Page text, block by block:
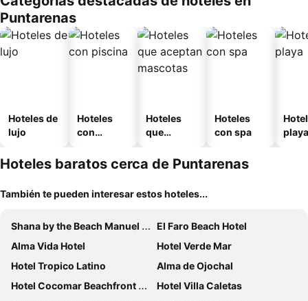
Puntarenas
Hoteles de
lujo
Hoteles
con
Hoteles
que
mascotas
Hoteles
con spa
playa
Hoteles baratos cerca de Puntarenas
También te pueden interesar estos hoteles...
Shana by the Beach Manuel Antonio
El Faro Beach Hotel
Alma Vida Hotel
Hotel Verde Mar
Hotel Tropico Latino
Alma de Ojochal
Hotel Cocomar Beachfront Hotel
Hotel Villa Caletas